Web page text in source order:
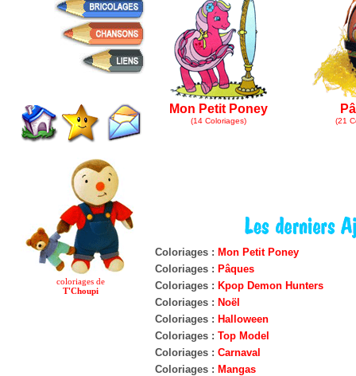
coloriages de
T'Choupi
Mon Petit Poney
(14 Coloriages) (21
Coloriages : Mon Petit Poney
Coloriages : Pâques
Coloriages : Kpop Demon Hunters
Coloriages : Noël
Coloriages : Halloween
Coloriages : Top Model
Coloriages : Carnaval
Coloriages : Mangas